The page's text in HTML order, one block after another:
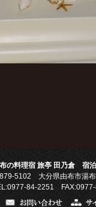
の料理宿 旅亭 田乃倉 宿
5102 大分県由布市湯
84-2251